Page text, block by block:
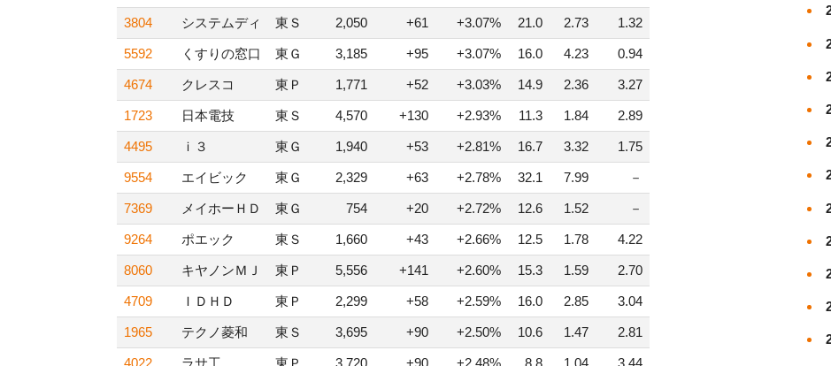
3804 システムディ 東Ｓ 2,050 +61 +3.07% 21.0 2.73 1.32
5592 くすりの窓口 東Ｇ 3,185 +95 +3.07% 16.0 4.23 0.94
4674 クレスコ 東Ｐ 1,771 +52 +3.03% 14.9 2.36 3.27
1723 日本電技 東Ｓ 4,570 +130 +2.93% 11.3 1.84 2.89
4495 ｉ３ 東Ｇ 1,940 +53 +2.81% 16.7 3.32 1.75
9554 エイビック 東Ｇ 2,329 +63 +2.78% 32.1 7.99 －
7369 メイホーＨＤ 東Ｇ 754 +20 +2.72% 12.6 1.52 －
9264 ポエック 東Ｓ 1,660 +43 +2.66% 12.5 1.78 4.22
8060 キヤノンＭＪ 東Ｐ 5,556 +141 +2.60% 15.3 1.59 2.70
4709 ＩＤＨＤ 東Ｐ 2,299 +58 +2.59% 16.0 2.85 3.04
1965 テクノ菱和 東Ｓ 3,695 +90 +2.50% 10.6 1.47 2.81
4022 ラサ工 東Ｐ 3,720 +90 +2.48% 8.8 1.04 3.44